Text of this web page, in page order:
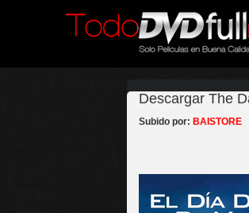
Descargar The
Subido por: BAISTORE